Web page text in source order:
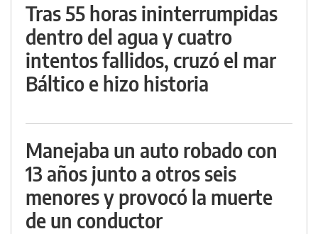
Tras 55 horas ininterrumpidas
dentro del agua y cuatro
intentos fallidos, cruzó el mar
Báltico e hizo historia
Manejaba un auto robado con
13 años junto a otros seis
menores y provocó la muerte
de un conductor